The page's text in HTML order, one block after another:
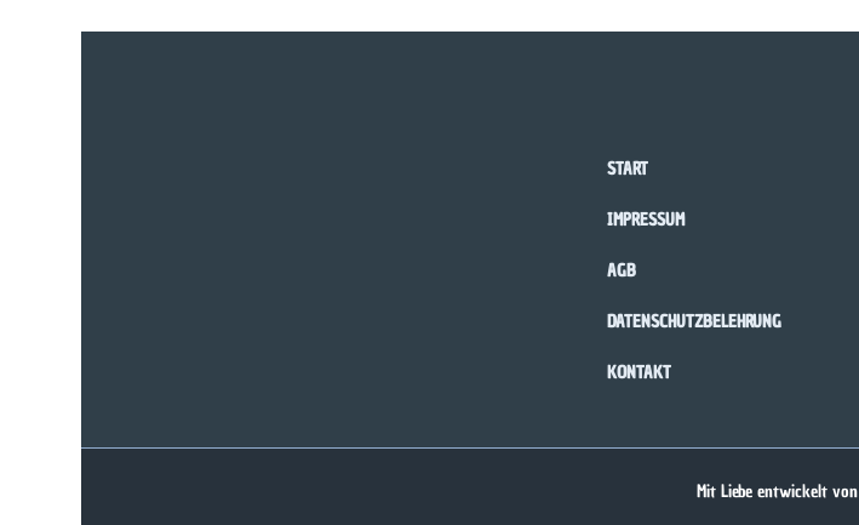
START
IMPRESSUM
AGB
DATENSCHUTZBELEHRUNG
KONTAKT
Mit Liebe entwickelt von